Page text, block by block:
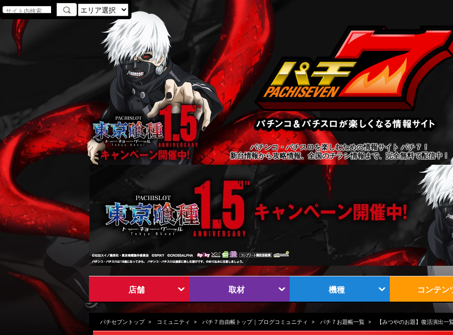
パチンコ・パチスロを楽しむための情報サイト パチ７！
新台情報から攻略情報、全国のチラシ情報まで、完全無料で配信中！
店舗 取材 機種 コンテン
パチセブントップ コミュニティ パチ７自由帳トップ｜ブログコミュニティ パチ７お題帳一覧 【みつやのお題】復活演出一